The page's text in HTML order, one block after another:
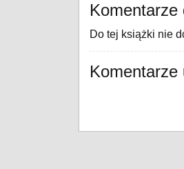
Komentarze
Do tej książki nie
Komentarze